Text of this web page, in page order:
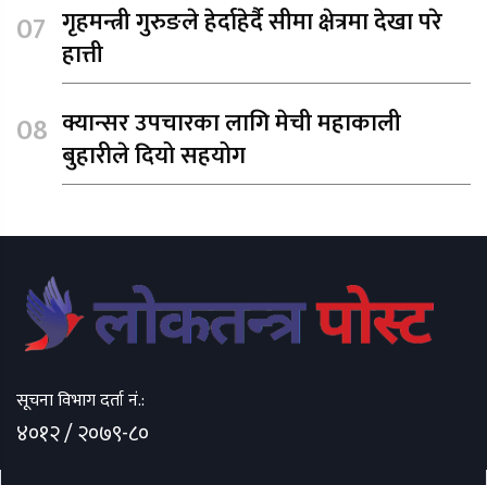
गृहमन्त्री गुरुङले हेर्दाहेर्दै सीमा क्षेत्रमा देखा परे
हात्ती
क्यान्सर उपचारका लागि मेची महाकाली
बुहारीले दियो सहयोग
सूचना विभाग दर्ता नं.:
४०१२ / २०७९-८०